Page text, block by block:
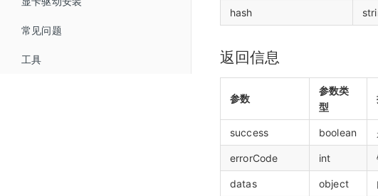
常见问题
工具
hash
返回信息
参数
参数类
型
success boolean
errorCode int
datas object